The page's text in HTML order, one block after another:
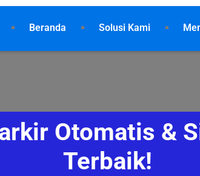
Beranda Solusi Kami
Otomatis &
Terbaik!